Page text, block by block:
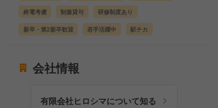
終電考慮 制服貸与 研修制度あり
新卒・第2新卒歓迎 若手活躍中 駅チカ
会社情報
有限会社ヒロシマについて知る